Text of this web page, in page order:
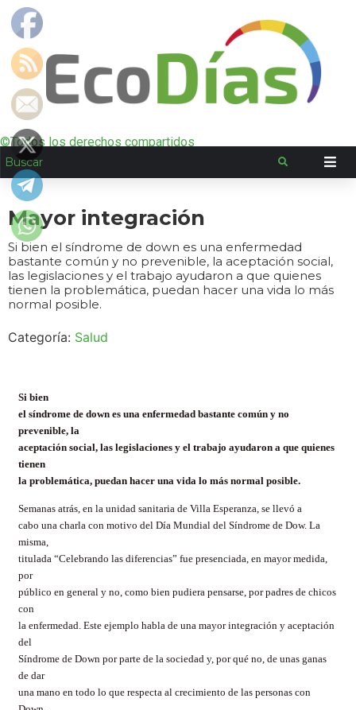
©Todos los derechos compartidos
Mayor integración
Si bien el síndrome de down es una enfermedad
bastante común y no prevenible, la aceptación social,
las legislaciones y el trabajo ayudaron a que quienes
tienen la problemática, puedan hacer una vida lo más
normal posible.
Categoría: Salud
Si bien
el síndrome de down es una enfermedad bastante común y no
prevenible, la
aceptación social, las legislaciones y el trabajo ayudaron a que quienes
tienen
la problemática, puedan hacer una vida lo más normal posible.
Semanas atrás, en la unidad sanitaria de Villa Esperanza, se llevó a
cabo una charla con motivo del Día Mundial del Síndrome de Dow. La
misma,
titulada “Celebrando las diferencias” fue presenciada, en mayor medida,
por
público en general y no, como bien pudiera pensarse, por padres de chicos
con
la enfermedad. Este ejemplo habla de una mayor integración y aceptación
del
Síndrome de Down por parte de la sociedad y, por qué no, de unas ganas
de dar
una mano en todo lo que respecta al crecimiento de las personas con